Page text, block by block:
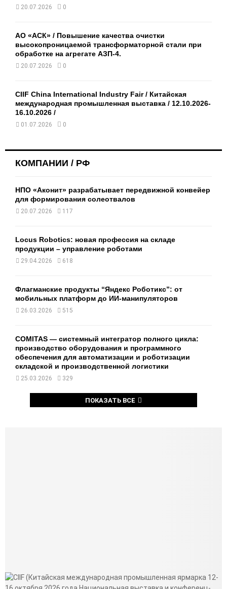
20.07.2026 0
АО «АСК» / Повышение качества очистки
высокопроницаемой трансформаторной стали при
обработке на агрегате АЗП-4.
20.07.2026 0
CIIF China International Industry Fair / Китайская
международная промышленная выставка / 12.10.2026-
16.10.2026 /
01.07.2026 0
КОМПАНИИ / РФ
НПО «Аконит» разрабатывает передвижной конвейер
для формирования солеотвалов
20.07.2026 117
Locus Robotics: новая профессия на складе
продукции – управление роботами
29.04.2026 618
Флагманские продукты “Яндекс Роботикс”: от
мобильных платформ до ИИ-манипуляторов
26.03.2026 515
COMITAS — системный интегратор полного цикла:
производство оборудования и программного
обеспечения для автоматизации и роботизации
складской и производственной логистики
25.03.2026 329
ПОКАЗАТЬ ВСЕ